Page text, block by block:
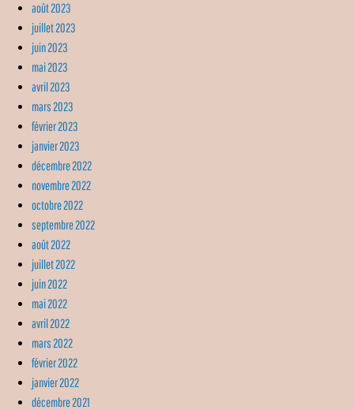
août 2023
juillet 2023
juin 2023
mai 2023
avril 2023
mars 2023
février 2023
janvier 2023
décembre 2022
novembre 2022
octobre 2022
septembre 2022
août 2022
juillet 2022
juin 2022
mai 2022
avril 2022
mars 2022
février 2022
janvier 2022
décembre 2021